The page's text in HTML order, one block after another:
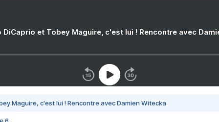
DiCaprio et Tobey Maguire, c'est lui ! Rencontre avec
Maguire, c'est lui ! Rencontre avec Damien Witecka